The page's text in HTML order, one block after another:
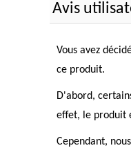
Avis
Vous avez
ce produit.
D'abord,
effet, le produit
Cependant,